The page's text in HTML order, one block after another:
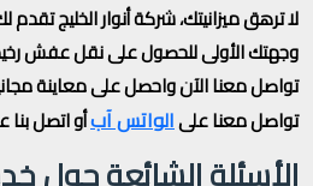
لا ترهق ميزانيتك، شركة أنوار الخليج
وجهتك الأولى للحصول على نقل عفش
تواصل معنا الآن واحصل على معاينة
تواصل معنا علىالواتس آبأو اتصل بنا